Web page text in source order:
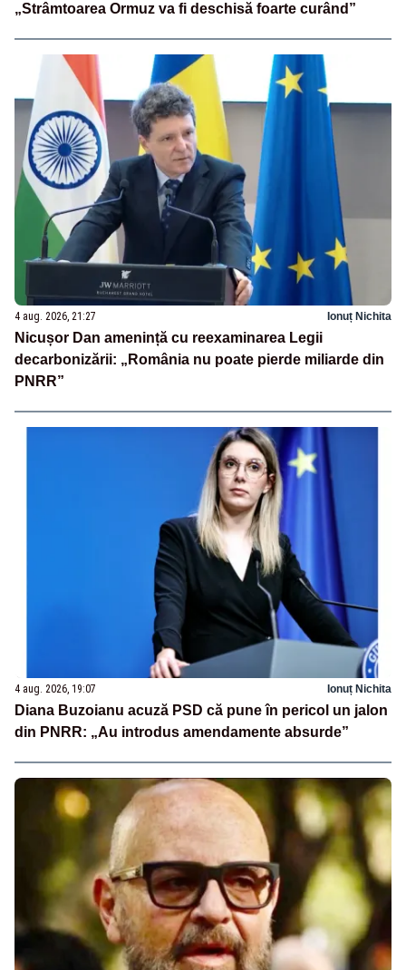
„Strâmtoarea Ormuz va fi deschisă foarte curând”
4 aug. 2026, 21:27 Ionuț Nichita
Nicușor Dan amenință cu reexaminarea Legii
decarbonizării: „România nu poate pierde miliarde din
PNRR”
4 aug. 2026, 19:07 Ionuț Nichita
Diana Buzoianu acuză PSD că pune în pericol un jalon
din PNRR: „Au introdus amendamente absurde”